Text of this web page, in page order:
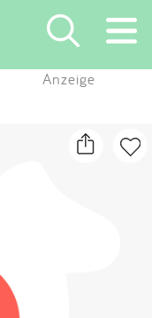
×
Anzeige